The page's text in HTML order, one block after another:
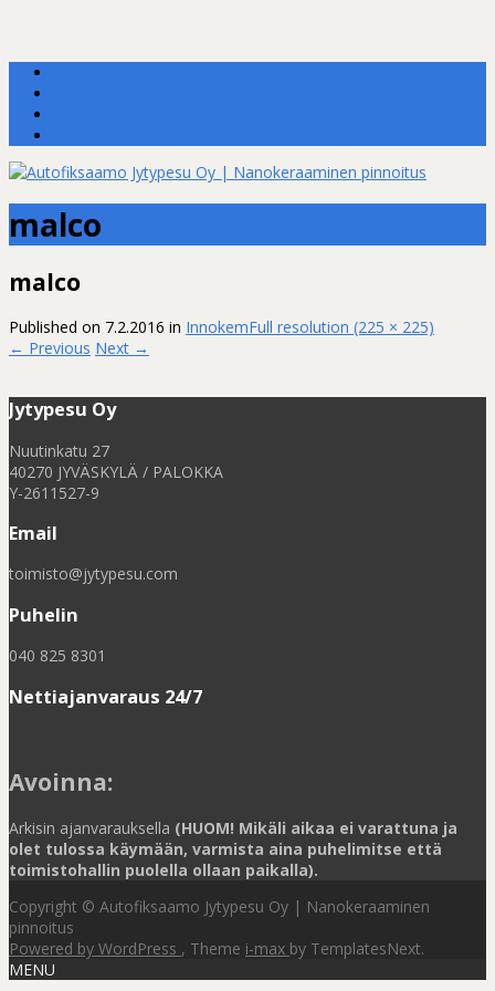
malco
malco
Published on 7.2.2016 in InnokemFull resolution (225 × 225)
← Previous Next →
Jytypesu Oy
Nuutinkatu 27
40270 JYVÄSKYLÄ / PALOKKA
Y-2611527-9
Email
toimisto@jytypesu.com
Puhelin
040 825 8301
Nettiajanvaraus 24/7
Avoinna:
Arkisin ajanvarauksella (HUOM! Mikäli aikaa ei varattuna ja
olet tulossa käymään, varmista aina puhelimitse että
toimistohallin puolella ollaan paikalla).
Copyright © Autofiksaamo Jytypesu Oy | Nanokeraaminen
pinnoitus
Powered by WordPress , Theme i-max by TemplatesNext.
MENU